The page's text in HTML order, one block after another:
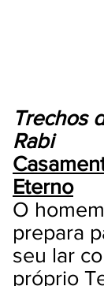
Trechos
Rabi
Eterno
O
prepara
seu lar
próprio